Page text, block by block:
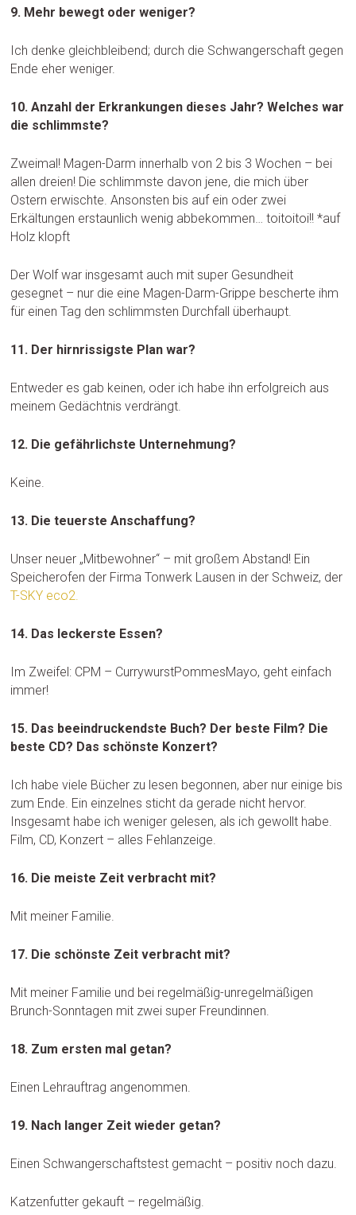
9. Mehr bewegt oder weniger?
Ich denke gleichbleibend; durch die Schwangerschaft gegen
Ende eher weniger.
10. Anzahl der Erkrankungen dieses Jahr? Welches war
die schlimmste?
Zweimal! Magen-Darm innerhalb von 2 bis 3 Wochen – bei
allen dreien! Die schlimmste davon jene, die mich über
Ostern erwischte. Ansonsten bis auf ein oder zwei
Erkältungen erstaunlich wenig abbekommen… toitoitoi!! *auf
Holz klopft
Der Wolf war insgesamt auch mit super Gesundheit
gesegnet – nur die eine Magen-Darm-Grippe bescherte ihm
für einen Tag den schlimmsten Durchfall überhaupt.
11. Der hirnrissigste Plan war?
Entweder es gab keinen, oder ich habe ihn erfolgreich aus
meinem Gedächtnis verdrängt.
12. Die gefährlichste Unternehmung?
Keine.
13. Die teuerste Anschaffung?
Unser neuer „Mitbewohner“ – mit großem Abstand! Ein
Speicherofen der Firma Tonwerk Lausen in der Schweiz, der
T-SKY eco2.
14. Das leckerste Essen?
Im Zweifel: CPM – CurrywurstPommesMayo, geht einfach
immer!
15. Das beeindruckendste Buch? Der beste Film? Die
beste CD? Das schönste Konzert?
Ich habe viele Bücher zu lesen begonnen, aber nur einige bis
zum Ende. Ein einzelnes sticht da gerade nicht hervor.
Insgesamt habe ich weniger gelesen, als ich gewollt habe.
Film, CD, Konzert – alles Fehlanzeige.
16. Die meiste Zeit verbracht mit?
Mit meiner Familie.
17. Die schönste Zeit verbracht mit?
Mit meiner Familie und bei regelmäßig-unregelmäßigen
Brunch-Sonntagen mit zwei super Freundinnen.
18. Zum ersten mal getan?
Einen Lehrauftrag angenommen.
19. Nach langer Zeit wieder getan?
Einen Schwangerschaftstest gemacht – positiv noch dazu.
Katzenfutter gekauft – regelmäßig.